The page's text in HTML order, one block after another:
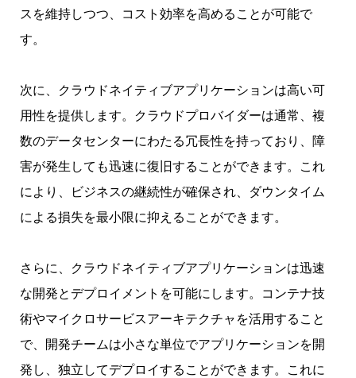
スを維持しつつ、コスト効率を高めることが可能で
す。
次に、クラウドネイティブアプリケーションは高い可
用性を提供します。クラウドプロバイダーは通常、複
数のデータセンターにわたる冗長性を持っており、障
害が発生しても迅速に復旧することができます。これ
により、ビジネスの継続性が確保され、ダウンタイム
による損失を最小限に抑えることができます。
さらに、クラウドネイティブアプリケーションは迅速
な開発とデプロイメントを可能にします。コンテナ技
術やマイクロサービスアーキテクチャを活用すること
で、開発チームは小さな単位でアプリケーションを開
発し、独立してデプロイすることができます。これに